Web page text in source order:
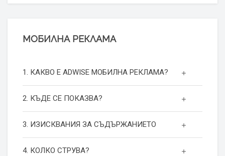
МОБИЛНА РЕКЛАМА
1. КАКВО Е ADWISE МОБИЛНА РЕКЛАМА?
2. КЪДЕ СЕ ПОКАЗВА?
3. ИЗИСКВАНИЯ ЗА СЪДЪРЖАНИЕТО
4. КОЛКО СТРУВА?